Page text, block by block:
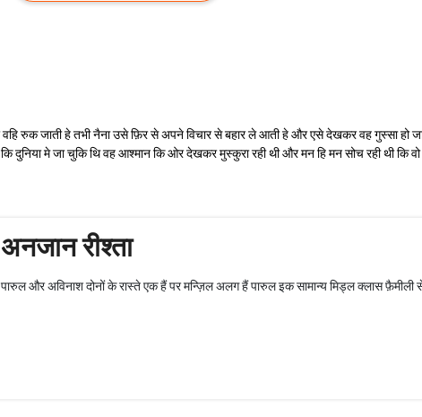
रुक जाती हे तभी नैना उसे फ़िर से अपने विचार से बहार ले आती हे और एसे देखकर वह गुस्सा
दुनिया मे जा चुकि थि वह आश्मान कि ओर देखकर मुस्कुरा रही थी और मन हि मन सोच रही थी कि
अनजान रीश्ता
पारुल और अविनाश दोनों के रास्ते एक हैं पर मन्ज़िल अलग हैं पारुल इक सामान्य मिड्ल क्लास फ़ैमीली